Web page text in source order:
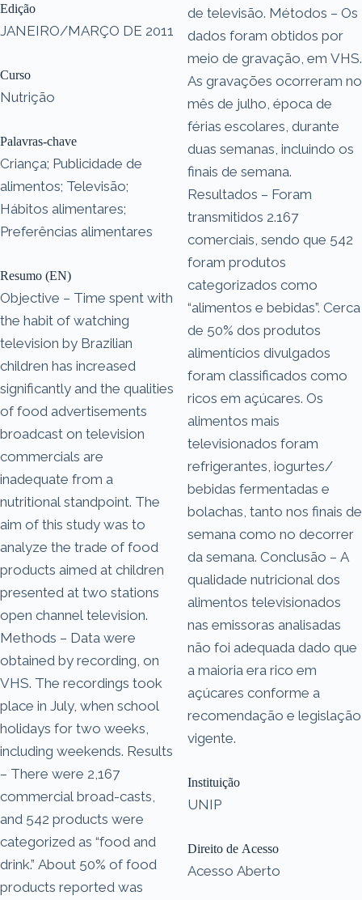
Edição
JANEIRO/MARÇO DE 2011
Curso
Nutrição
Palavras-chave
Criança; Publicidade de
alimentos; Televisão;
Hábitos alimentares;
Preferências alimentares
Resumo (EN)
Objective – Time spent with
the habit of watching
television by Brazilian
children has increased
significantly and the qualities
of food advertisements
broadcast on television
commercials are
inadequate from a
nutritional standpoint. The
aim of this study was to
analyze the trade of food
products aimed at children
presented at two stations
open channel television.
Methods – Data were
obtained by recording, on
VHS. The recordings took
place in July, when school
holidays for two weeks,
including weekends. Results
– There were 2,167
commercial broad-casts,
and 542 products were
categorized as “food and
drink.” About 50% of food
products reported was
de televisão. Métodos – Os
dados foram obtidos por
meio de gravação, em VHS.
As gravações ocorreram no
mês de julho, época de
férias escolares, durante
duas semanas, incluindo os
finais de semana.
Resultados – Foram
transmitidos 2.167
comerciais, sendo que 542
foram produtos
categorizados como
“alimentos e bebidas”. Cerca
de 50% dos produtos
alimentícios divulgados
foram classificados como
ricos em açúcares. Os
alimentos mais
televisionados foram
refrigerantes, iogurtes/
bebidas fermentadas e
bolachas, tanto nos finais de
semana como no decorrer
da semana. Conclusão – A
qualidade nutricional dos
alimentos televisionados
nas emissoras analisadas
não foi adequada dado que
a maioria era rico em
açúcares conforme a
recomendação e legislação
vigente.
Instituição
UNIP
Direito de Acesso
Acesso Aberto